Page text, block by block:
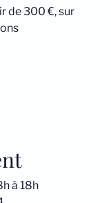
de 300 €, sur
à 18h